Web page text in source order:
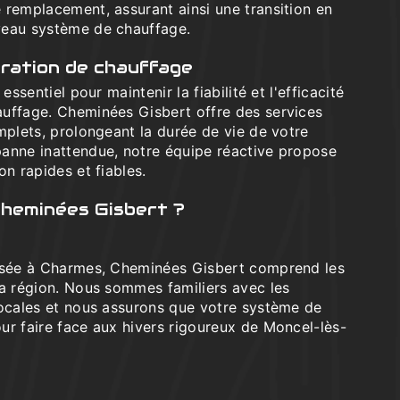
assurant ainsi une transition en
système de chauffage.
de chauffage
pour maintenir la fiabilité et l'efficacité
Cheminées Gisbert offre des services
prolongeant la durée de vie de votre
inattendue, notre équipe réactive propose
rapides et fiables.
Gisbert ?
à Charmes, Cheminées Gisbert comprend les
région. Nous sommes familiers avec les
et nous assurons que votre système de
faire face aux hivers rigoureux de Moncel-lès-